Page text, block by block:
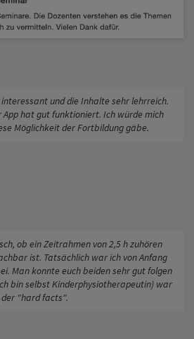
und die Inhalte sehr lehrreich.
App hat gut funktioniert. Ich würde mich
Möglichkeit der Fortbildung gäbe.
ob ein Zeitrahmen von 2,5 h zuhören
ist. Tatsächlich war ich von Anfang
Man konnte euch beiden sehr gut folgen
bin selbst Kinderphysiotherapeutin) war
der "hard facts".